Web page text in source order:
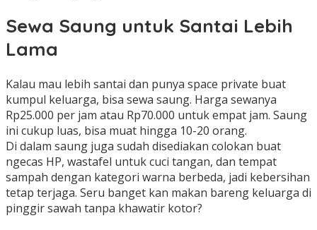
Sewa Saung untuk Santai Lebih
Lama
Kalau mau lebih santai dan punya space private buat
kumpul keluarga, bisa sewa saung. Harga sewanya
Rp25.000 per jam atau Rp70.000 untuk empat jam. Saung
ini cukup luas, bisa muat hingga 10-20 orang.
Di dalam saung juga sudah disediakan colokan buat
ngecas HP, wastafel untuk cuci tangan, dan tempat
sampah dengan kategori warna berbeda, jadi kebersihan
tetap terjaga. Seru banget kan makan bareng keluarga di
pinggir sawah tanpa khawatir kotor?